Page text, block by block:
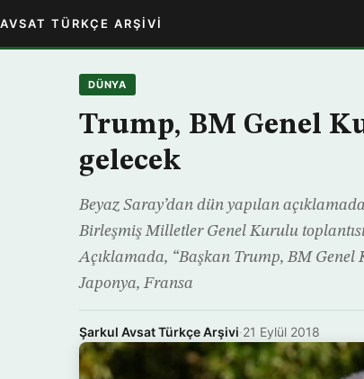
TÜRKÇE ARŞIVI
DÜNYA
Trump, BM Genel
gelecek
Beyaz Saray’dan dün yapılan
Birleşmiş Milletler Genel Kurulu
Açıklamada, “Başkan Trump, BM Genel
Japonya, Fransa
Şarkul Avsat Türkçe Arşivi·21 Eylül 2018